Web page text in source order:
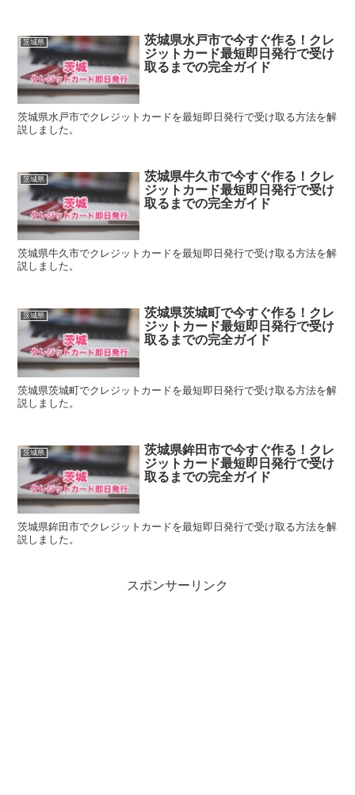
茨城県
茨城県水戸市で今すぐ作る！クレ
ジットカード最短即日発行で受け
取るまでの完全ガイド
茨城県水戸市でクレジットカードを最短即日発行で受け取る方法を解
説しました。
茨城県
茨城県牛久市で今すぐ作る！クレ
ジットカード最短即日発行で受け
取るまでの完全ガイド
茨城県牛久市でクレジットカードを最短即日発行で受け取る方法を解
説しました。
茨城県
茨城県茨城町で今すぐ作る！クレ
ジットカード最短即日発行で受け
取るまでの完全ガイド
茨城県茨城町でクレジットカードを最短即日発行で受け取る方法を解
説しました。
茨城県
茨城県鉾田市で今すぐ作る！クレ
ジットカード最短即日発行で受け
取るまでの完全ガイド
茨城県鉾田市でクレジットカードを最短即日発行で受け取る方法を解
説しました。
スポンサーリンク